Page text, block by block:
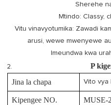
Sherehe
Mtindo: Classy,
Vitu vinavyotumika: Zawadi
arusi, wewe mwenyewe
Imeundwa kwa
P
Jina la chapa
Vito vya
Kipengee NO. MUSE-